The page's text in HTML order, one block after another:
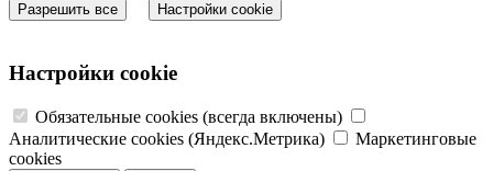
Разрешить все Настройки cookie
Настройки cookie
Обязательные cookies (всегда включены)
Аналитические cookies (Яндекс.Метрика)
Маркетинговые
cookies